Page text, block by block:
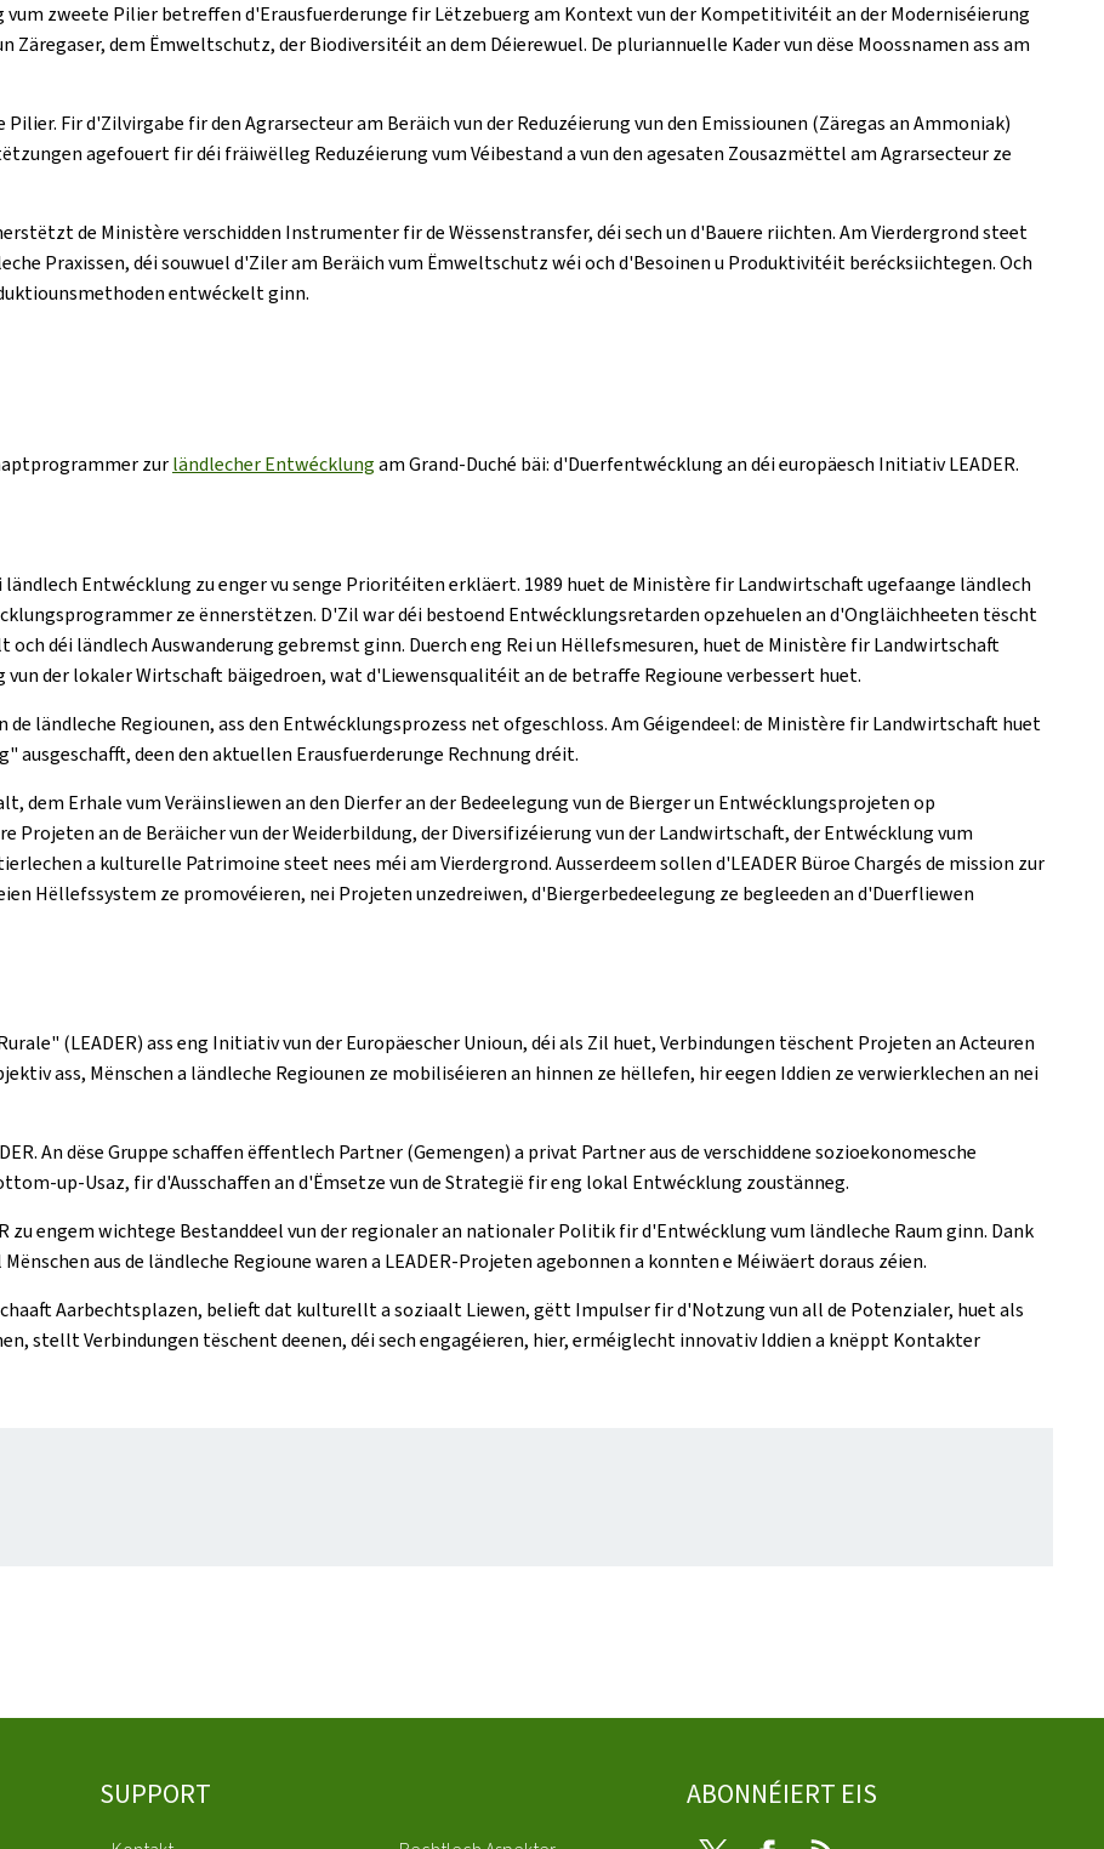
vum zweete Pilier betreffen d'Erausfuerderunge fir Lëtzebuerg am Kontext vun der Kompetitivitéit an der Moderniséierung
Zäregaser, dem Ëmweltschutz, der Biodiversitéit an dem Déierewuel. De pluriannuelle Kader vun dëse Moossnamen ass am
Fir d'Zilvirgabe fir den Agrarsecteur am Beräich vun der Reduzéierung vun den Emissiounen (Zäregas an Ammoniak)
agefouert fir déi fräiwëlleg Reduzéierung vum Véibestand a vun den agesaten Zousazmëttel am Agrarsecteur ze
de Ministère verschidden Instrumenter fir de Wëssenstransfer, déi sech un d'Bauere riichten. Am Vierdergrond steet
Praxissen, déi souwuel d'Ziler am Beräich vum Ëmweltschutz wéi och d'Besoinen u Produktivitéit berécksiichtegen. Och
entwéckelt ginn.
zurländlecher Entwécklungam Grand-Duché bäi: d'Duerfentwécklung an déi europäesch Initiativ LEADER.
ländlech Entwécklung zu enger vu senge Prioritéiten erkläert. 1989 huet de Ministère fir Landwirtschaft ugefaange ländlech
ze ënnerstëtzen. D'Zil war déi bestoend Entwécklungsretarden opzehuelen an d'Ongläichheeten tëscht
déi ländlech Auswanderung gebremst ginn. Duerch eng Rei un Hëllefsmesuren, huet de Ministère fir Landwirtschaft
vun der lokaler Wirtschaft bäigedroen, wat d'Liewensqualitéit an de betraffe Regioune verbessert huet.
ländleche Regiounen, ass den Entwécklungsprozess net ofgeschloss. Am Géigendeel: de Ministère fir Landwirtschaft huet
deen den aktuellen Erausfuerderunge Rechnung dréit.
dem Erhale vum Veräinsliewen an den Dierfer an der Bedeelegung vun de Bierger un Entwécklungsprojeten op
Projeten an de Beräicher vun der Weiderbildung, der Diversifizéierung vun der Landwirtschaft, der Entwécklung vum
a kulturelle Patrimoine steet nees méi am Vierdergrond. Ausserdeem sollen d'LEADER Büroe Chargés de mission zur
Hëllefssystem ze promovéieren, nei Projeten unzedreiwen, d'Biergerbedeelegung ze begleeden an d'Duerfliewen
(LEADER) ass eng Initiativ vun der Europäescher Unioun, déi als Zil huet, Verbindungen tëschent Projeten an Acteuren
ass, Mënschen a ländleche Regiounen ze mobiliséieren an hinnen ze hëllefen, hir eegen Iddien ze verwierklechen an nei
An dëse Gruppe schaffen ëffentlech Partner (Gemengen) a privat Partner aus de verschiddene sozioekonomesche
up-Usaz, fir d'Ausschaffen an d'Ëmsetze vun de Strategië fir eng lokal Entwécklung zoustänneg.
zu engem wichtege Bestanddeel vun der regionaler an nationaler Politik fir d'Entwécklung vum ländleche Raum ginn. Dank
aus de ländleche Regioune waren a LEADER-Projeten agebonnen a konnten e Méiwäert doraus zéien.
Aarbechtsplazen, belieft dat kulturellt a soziaalt Liewen, gëtt Impulser fir d'Notzung vun all de Potenzialer, huet als
stellt Verbindungen tëschent deenen, déi sech engagéieren, hier, erméiglecht innovativ Iddien a knëppt Kontakter
SUPPORT ABONNÉIERT EIS